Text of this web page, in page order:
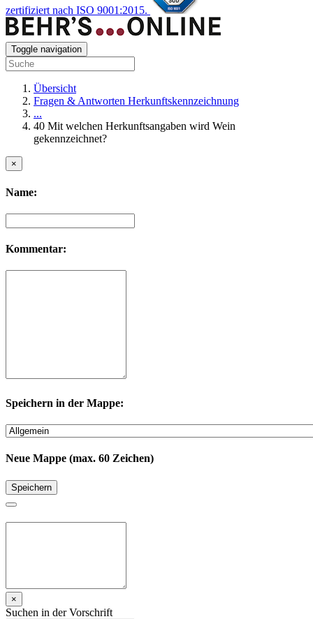
zertifiziert nach ISO 9001:2015.
Toggle navigation
Übersicht
Fragen & Antworten Herkunftskennzeichnung
...
40 Mit welchen Herkunftsangaben wird Wein
gekennzeichnet?
×
Name:
Kommentar:
Speichern in der Mappe:
Neue Mappe (max. 60 Zeichen)
Speichern
×
Suchen in der Vorschrift